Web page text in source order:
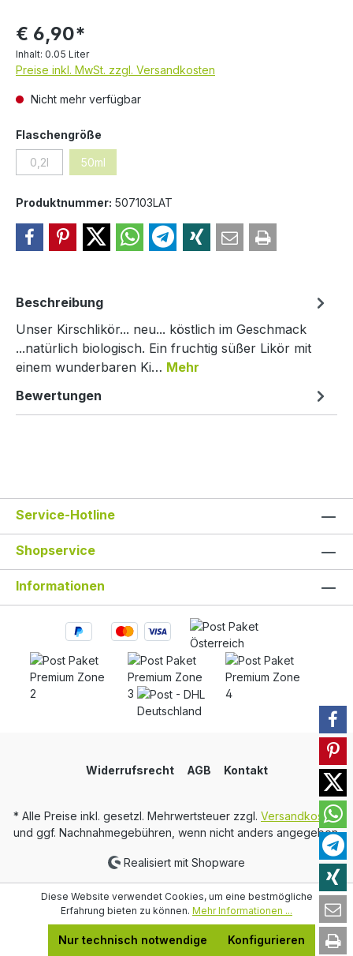
€ 6,90*
Inhalt: 0.05 Liter
Preise inkl. MwSt. zzgl. Versandkosten
Nicht mehr verfügbar
Flaschengröße
0,2l(Diese Option ist zurzeit nicht verfügbar.)
50ml(Diese Option ist zurzeit nicht verfügbar.)
Produktnummer: 507103LAT
Beschreibung
Unser Kirschlikör... neu... köstlich im Geschmack
...natürlich biologisch. Ein fruchtig süßer Likör mit
einem wunderbaren Ki… Mehr
Bewertungen
Service-Hotline
Shopservice
Informationen
Widerrufsrecht AGB Kontakt
* Alle Preise inkl. gesetzl. Mehrwertsteuer zzgl. Versandkosten
und ggf. Nachnahmegebühren, wenn nicht anders angegeben.
Realisiert mit Shopware
Diese Website verwendet Cookies, um eine bestmögliche
Erfahrung bieten zu können. Mehr Informationen ...
Nur technisch notwendige Konfigurieren